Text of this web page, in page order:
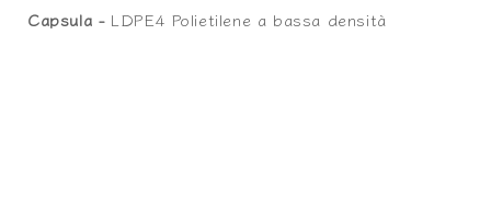
Capsula -LDPE4 Polietilene a bassa densità